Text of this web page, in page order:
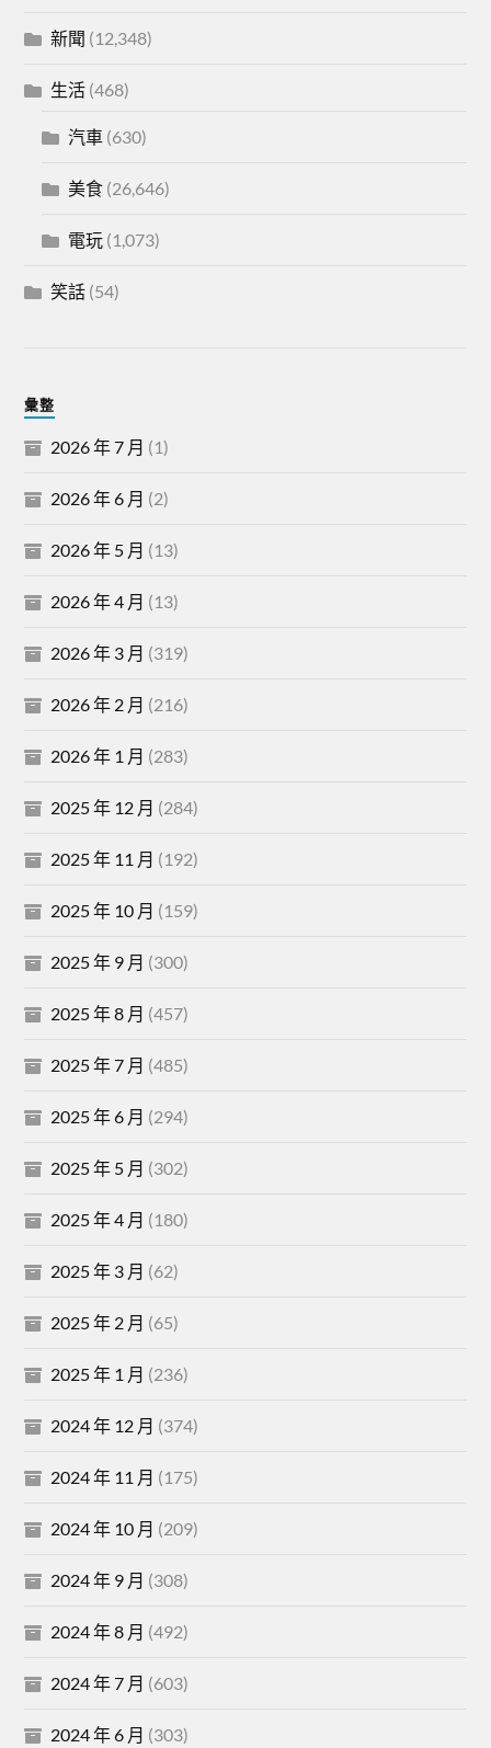
新聞 (12,348)
生活 (468)
汽車 (630)
美食 (26,646)
電玩 (1,073)
笑話 (54)
彙整
2026 年 7 月 (1)
2026 年 6 月 (2)
2026 年 5 月 (13)
2026 年 4 月 (13)
2026 年 3 月 (319)
2026 年 2 月 (216)
2026 年 1 月 (283)
2025 年 12 月 (284)
2025 年 11 月 (192)
2025 年 10 月 (159)
2025 年 9 月 (300)
2025 年 8 月 (457)
2025 年 7 月 (485)
2025 年 6 月 (294)
2025 年 5 月 (302)
2025 年 4 月 (180)
2025 年 3 月 (62)
2025 年 2 月 (65)
2025 年 1 月 (236)
2024 年 12 月 (374)
2024 年 11 月 (175)
2024 年 10 月 (209)
2024 年 9 月 (308)
2024 年 8 月 (492)
2024 年 7 月 (603)
2024 年 6 月 (303)